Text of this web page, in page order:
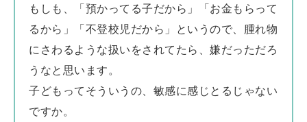
もしも、「預かってる子だから」「お金もらって
るから」「不登校児だから」というので、腫れ物
にさわるような扱いをされてたら、嫌だっただろ
うなと思います。
子どもってそういうの、敏感に感じとるじゃない
ですか。